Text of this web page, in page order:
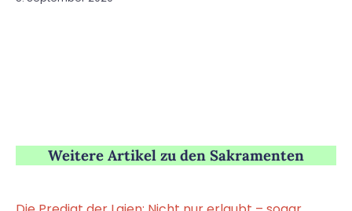
Weitere Artikel zu den Sakramenten